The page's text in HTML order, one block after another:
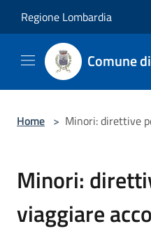
Regione Lombardia
Comune
Home > Minori: direttive
Minori:
viaggiare